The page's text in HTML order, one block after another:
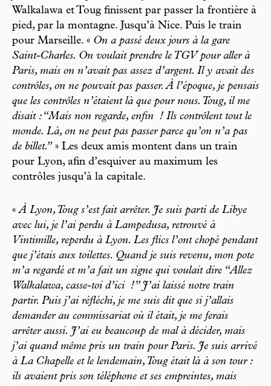
Walkalawa et Toug finissent par passer la frontière à
pied, par la montagne. Jusqu’à Nice. Puis le train
pour Marseille. « On a passé deux jours à la gare
Saint-Charles. On voulait prendre le TGV pour aller à
Paris, mais on n’avait pas assez d’argent. Il y avait des
contrôles, on ne pouvait pas passer. À l’époque, je pensais
que les contrôles n’étaient là que pour nous. Toug, il me
disait :“Mais non regarde, enfin
! Ils contrôlent tout le
monde. Là, on ne peut pas passer parce qu’on n’a pas
de billet.” » Les deux amis montent dans un train
pour Lyon, afin d’esquiver au maximum les
contrôles jusqu’à la capitale.
«À Lyon, Toug s’est fait arrêter. Je suis parti de Libye
avec lui, je l’ai perdu à Lampedusa, retrouvé à
Vintimille, reperdu à Lyon. Les flics l’ont chopé pendant
que j’étais aux toilettes. Quand je suis revenu, mon pote
m’a regardé et m’a fait un signe qui voulait dire “Allez
Walkalawa, casse-toi d’ici !” J’ai laissé notre train
partir. Puis j’ai réfléchi, je me suis dit que si j’allais
demander au commissariat où il était, je me ferais
arrêter aussi. J’ai eu beaucoup de mal à décider, mais
j’ai quand même pris un train pour Paris. Je suis arrivé
à La Chapelle et le lendemain, Toug était là à son tour :
ils avaient pris son téléphone et ses empreintes, mais